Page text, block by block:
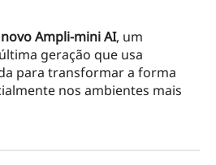
Ampli-mini AI, um
geração que usa
para transformar a forma
nos ambientes mais